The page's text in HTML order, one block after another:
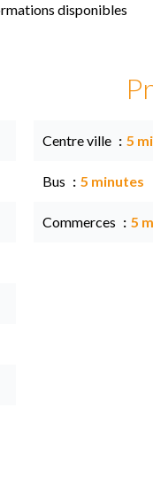
disponibles
Centre ville 5
Bus 5 minutes
Commerces 5